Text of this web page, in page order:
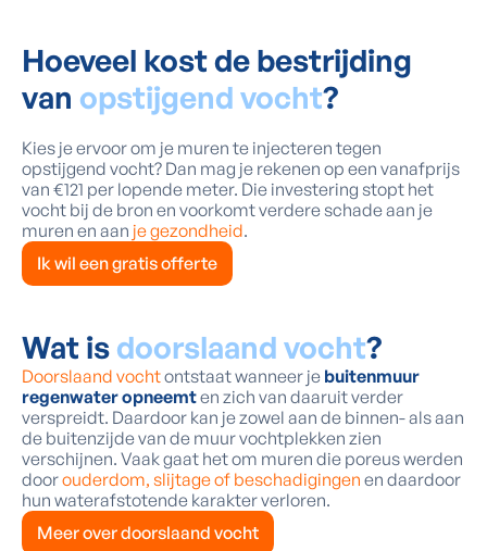
Hoeveel kost de bestrijding
van opstijgend vocht?
Kies je ervoor om je muren te injecteren tegen
opstijgend vocht? Dan mag je rekenen op een vanafprijs
van €121 per lopende meter. Die investering stopt het
vocht bij de bron en voorkomt verdere schade aan je
muren en aan je gezondheid.
Ik wil een gratis offerte
Wat is doorslaand vocht?
Doorslaand vochtontstaat wanneer je buitenmuur
regenwater opneemten zich van daaruit verder
verspreidt. Daardoor kan je zowel aan de binnen- als aan
de buitenzijde van de muur vochtplekken zien
verschijnen. Vaak gaat het om muren die poreus werden
doorouderdom, slijtage of beschadigingen en daardoor
hun waterafstotende karakter verloren.
Meer over doorslaand vocht